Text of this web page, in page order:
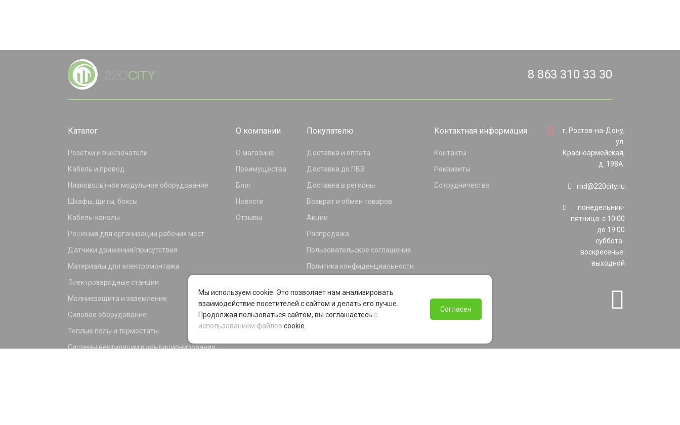
8 863 310 33 30
Каталог
Розетки и выключатели
Кабель и провод
Низковольтное модульное оборудование
Шкафы, щиты, боксы
Кабель-каналы
Решения для организации рабочих мест
Датчики движения/присутствия
Материалы для электромонтажа
Электрозарядные станции
Молниезащита и заземление
Силовое оборудование
Теплые полы и термостаты
Системы вентиляции и кондиционирования
О компании
О магазине
Преимущества
Блог
Новости
Отзывы
Покупателю
Доставка и оплата
Доставка до ПВЗ
Доставка в регионы
Возврат и обмен товаров
Акции
Распродажа
Пользовательское соглашение
Политика конфиденциальности
Программа лояльности
Контактная информация
Контакты
Реквизиты
Сотрудничество
г. Ростов-на-Дону,
ул.
Красноармейская,
д. 198А.
rnd@220city.ru
понедельник-
пятница: с 10:00
до 19:00
суббота-
воскресенье:
выходной
Мы используем cookie. Это позволяет нам анализировать
взаимодействие посетителей с сайтом и делать его лучше.
Продолжая пользоваться сайтом, вы соглашаетесь с
использованием файлов cookie.
Согласен